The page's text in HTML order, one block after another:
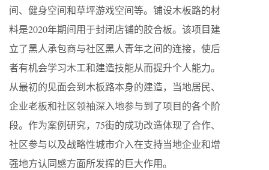
间、健身空间和草坪游戏空间等。铺设木板路的材
料是2020年期间用于封闭店铺的胶合板。该项目建
立了黑人承包商与社区黑人青年之间的连接，使后
者有机会学习木工和建造技能从而提升个人能力。
从最初的见面会到木板路本身的建造，当地居民、
企业老板和社区领袖深入地参与到了项目的各个阶
段。作为案例研究，75街的成功改造体现了合作、
社区参与以及战略性城市介入在支持当地企业和增
强地方认同感方面所发挥的巨大作用。